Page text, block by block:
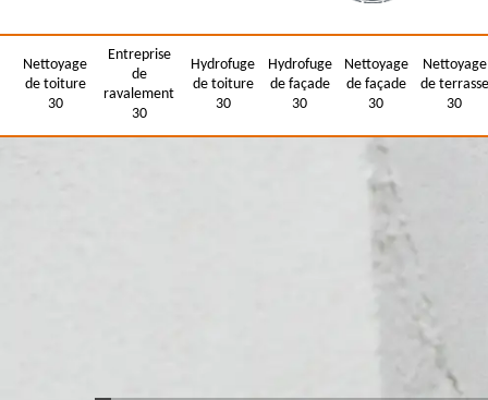
Nettoyage
de toiture
30
Entreprise
de
ravalement
30
Hydrofuge
de toiture
30
Hydrofuge
de façade
30
Nettoyage
de façade
30
Nettoyage
de terrasse
30